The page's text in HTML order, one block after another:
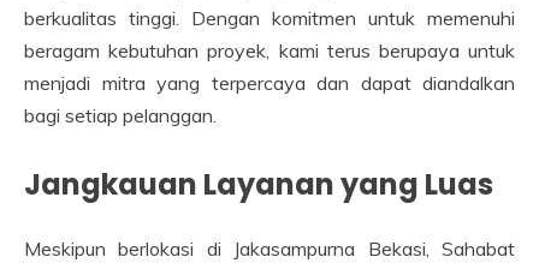
berkualitas tinggi. Dengan komitmen untuk memenuhi
beragam kebutuhan proyek, kami terus berupaya untuk
menjadi mitra yang terpercaya dan dapat diandalkan
bagi setiap pelanggan.
Jangkauan Layanan yang Luas
Meskipun berlokasi di Jakasampurna Bekasi, Sahabat